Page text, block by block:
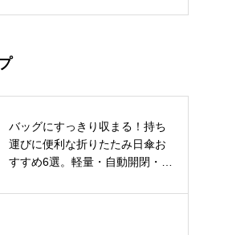
バッグにすっきり収まる！持ち
運びに便利な折りたたみ日傘お
すすめ6選。軽量・自動開閉・お